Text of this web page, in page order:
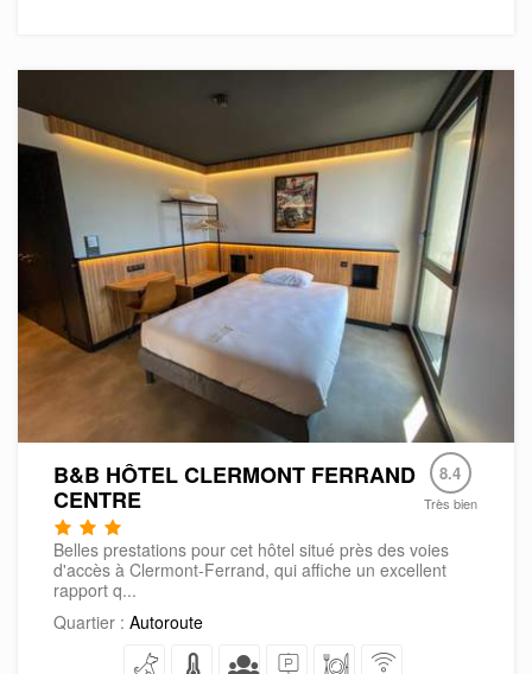
B&B HÔTEL CLERMONT FERRAND
CENTRE
8.4
Très bien
Belles prestations pour cet hôtel situé près des voies
d'accès à Clermont-Ferrand, qui affiche un excellent
rapport q...
Quartier : Autoroute